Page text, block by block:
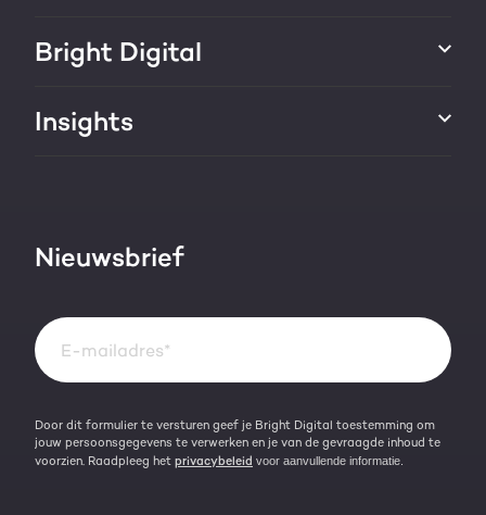
HubSpot CRM maatwerk
Websites & portals
Groei strategie
Bright Digital
Over ons
Team
Insights
Events & webinars
Kennisbank
Nieuwsbrief
Door dit formulier te versturen geef je Bright Digital toestemming om
jouw persoonsgegevens te verwerken en je van de gevraagde inhoud te
voorzien. Raadpleeg het privacybeleid voor aanvullende informatie.